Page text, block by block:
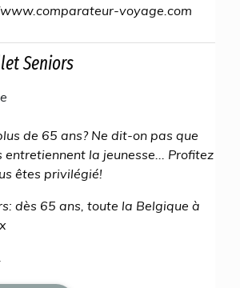
voyage.com
Seniors
de 65 ans? Ne dit-on pas que
entretiennent la jeunesse... Profitez
êtes privilégié!
dès 65 ans, toute la Belgique à